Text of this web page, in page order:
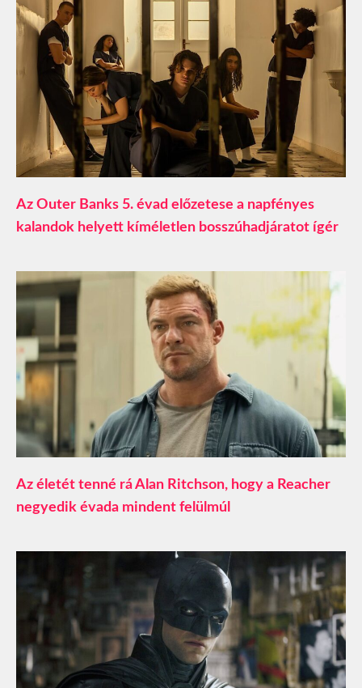
Az Outer Banks 5. évad előzetese a napfényes
kalandok helyett kíméletlen bosszúhadjáratot ígér
Az életét tenné rá Alan Ritchson, hogy a Reacher
negyedik évada mindent felülmúl